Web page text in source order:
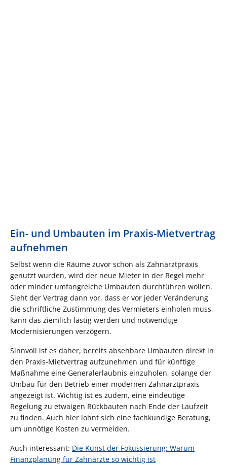
Ein- und Umbauten im Praxis-Mietvertrag
aufnehmen
Selbst wenn die Räume zuvor schon als Zahnarztpraxis
genutzt wurden, wird der neue Mieter in der Regel mehr
oder minder umfangreiche Umbauten durchführen wollen.
Sieht der Vertrag dann vor, dass er vor jeder Veränderung
die schriftliche Zustimmung des Vermieters einholen muss,
kann das ziemlich lästig werden und notwendige
Modernisierungen verzögern.
Sinnvoll ist es daher, bereits absehbare Umbauten direkt in
den Praxis-Mietvertrag aufzunehmen und für künftige
Maßnahme eine Generalerlaubnis einzuholen, solange der
Umbau für den Betrieb einer modernen Zahnarztpraxis
angezeigt ist. Wichtig ist es zudem, eine eindeutige
Regelung zu etwaigen Rückbauten nach Ende der Laufzeit
zu finden. Auch hier lohnt sich eine fachkundige Beratung,
um unnötige Kosten zu vermeiden.
Auch interessant: Die Kunst der Fokussierung: Warum
Finanzplanung für Zahnärzte so wichtig ist